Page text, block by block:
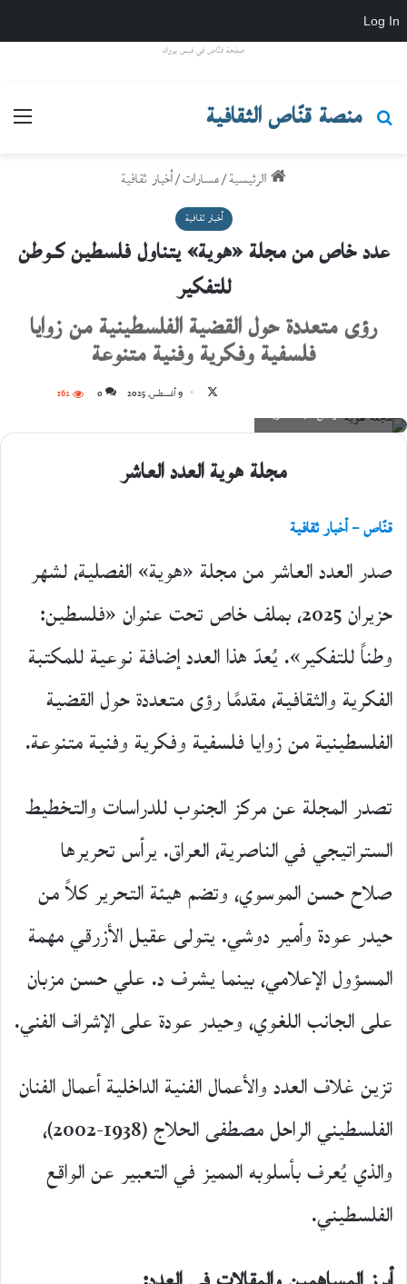
Log In
صفحة قنّاص في فيس بووك
منصة قنّاص الثقافية
بحث عن
الرئيسية/مسارات/أخبار ثقافية
أخبار ثقافية
عدد خاص من مجلة «هوية» يتناول فلسطين كـوطن
للتفكير
رؤى متعددة حول القضية الفلسطينية من زوايا
فلسفية وفكرية وفنية متنوعة
X
9 أغسطس، 2025 0
162
العدد العاشر من مجلة "هوية"
مجلة هوية العدد العاشر
قنّاص – أخبار ثقافية
صدر العدد العاشر من مجلة «هوية» الفصلية، لشهر
حزيران 2025، بملف خاص تحت عنوان «فلسطين:
وطناً للتفكير». يُعدّ هذا العدد إضافة نوعية للمكتبة
الفكرية والثقافية، مقدمًا رؤى متعددة حول القضية
الفلسطينية من زوايا فلسفية وفكرية وفنية متنوعة.
تصدر المجلة عن مركز الجنوب للدراسات والتخطيط
الستراتيجي في الناصرية، العراق. يرأس تحريرها
صلاح حسن الموسوي، وتضم هيئة التحرير كلاً من
حيدر عودة وأمير دوشي. يتولى عقيل الأزرقي مهمة
المسؤول الإعلامي، بينما يشرف د. علي حسن مزبان
على الجانب اللغوي، وحيدر عودة على الإشراف الفني.
تزين غلاف العدد والأعمال الفنية الداخلية أعمال الفنان
الفلسطيني الراحل مصطفى الحلاج (1938-2002)،
والذي يُعرف بأسلوبه المميز في التعبير عن الواقع
الفلسطيني.